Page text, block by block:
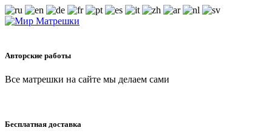
Авторские работы
Все матрешки на сайте мы делаем сами
Бесплатная доставка